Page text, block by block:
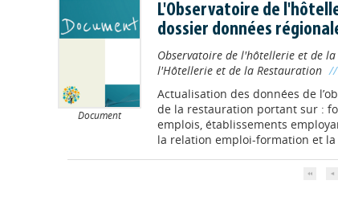
Document
L'Observatoire de
dossier données
Observatoire de l'hôtellerie et de
l'Hôtellerie et de la Restauration //
Actualisation des données de
de la restauration portant sur :
emplois, établissements
la relation emploi-formation et